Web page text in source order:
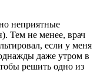
неприятные
Тем не менее, врач
если у меня
даже утром в
решить одно из